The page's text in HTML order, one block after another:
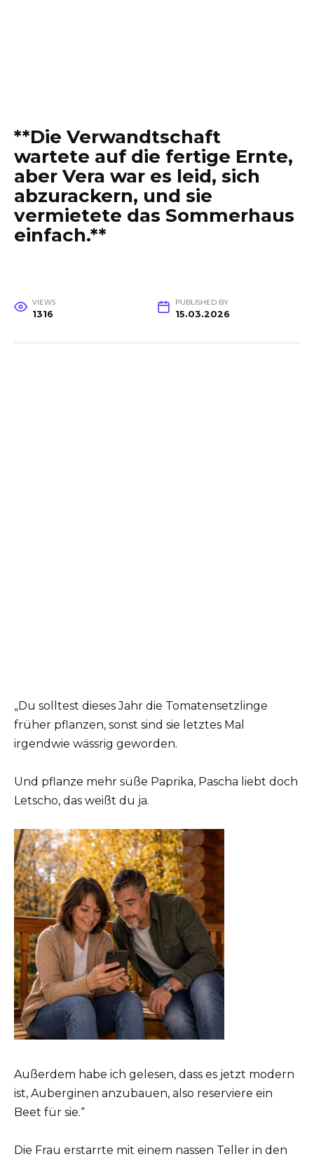
**Die Verwandtschaft
wartete auf die fertige Ernte,
aber Vera war es leid, sich
abzurackern, und sie
vermietete das Sommerhaus
einfach.**
VIEWS
1316
PUBLISHED BY
15.03.2026
„Du solltest dieses Jahr die Tomatensetzlinge
früher pflanzen, sonst sind sie letztes Mal
irgendwie wässrig geworden.
Und pflanze mehr süße Paprika, Pascha liebt doch
Letscho, das weißt du ja.
Außerdem habe ich gelesen, dass es jetzt modern
ist, Auberginen anzubauen, also reserviere ein
Beet für sie.“
Die Frau erstarrte mit einem nassen Teller in den